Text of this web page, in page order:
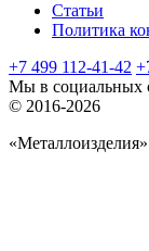
Статьи
Политика
+7 499 112-41-42
Мы в социальных
© 2016-2026
«Металлоизделия»